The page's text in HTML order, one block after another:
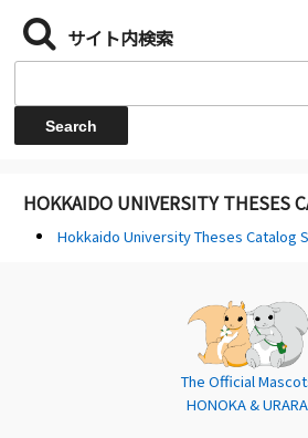
サイト内検索
HOKKAIDO UNIVERSITY THESES
Hokkaido University Theses Catalog
The Official
HONOKA & URARA